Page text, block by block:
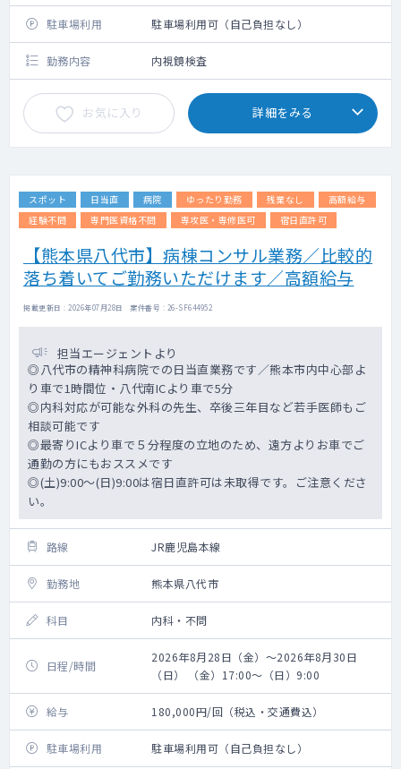
駐車場利用 駐車場利用可（自己負担なし）
勤務内容 内視鏡検査
お気に入り 詳細をみる
スポット 日当直 病院 ゆったり勤務 残業なし
高額給与
経験不問
専門医資格不問 専攻医・専修医可 宿日直許可
【熊本県八代市】病棟コンサル業務／比較的
落ち着いてご勤務いただけます／高額給与
掲載更新日 : 2026年07月28日 案件番号 : 26-SF644952
担当エージェントより
◎八代市の精神科病院での日当直業務です／熊本市内中心部よ
り車で1時間位・八代南ICより車で5分
◎内科対応が可能な外科の先生、卒後三年目など若手医師もご
相談可能です
◎最寄りICより車で５分程度の立地のため、遠方よりお車でご
通勤の方にもおススメです
◎(土)9:00～(日)9:00は宿日直許可は未取得です。ご注意くださ
い。
路線 JR鹿児島本線
勤務地 熊本県八代市
科目 内科・不問
日程/時間
2026年8月28日（金）～2026年8月30日
（日） （金）17:00～（日）9:00
給与 180,000円/回（税込・交通費込）
駐車場利用 駐車場利用可（自己負担なし）